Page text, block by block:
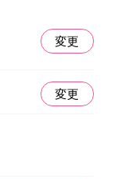
変更
変更